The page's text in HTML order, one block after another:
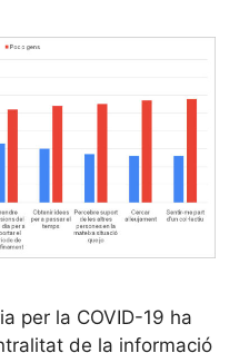
per la COVID-19 ha
de la informació